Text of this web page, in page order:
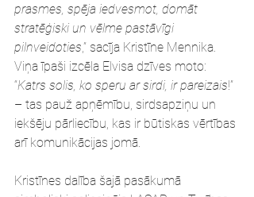
prasmes, spēja iedvesmot, domāt
stratēģiski un vēlme pastāvīgi
pilnveidoties,” sacīja Kristīne Mennika.
Viņa īpaši izcēla Elvisa dzīves moto:
“Katrs solis, ko speru ar sirdi, ir pareizais!”
– tas pauž apņēmību, sirdsapziņu un
iekšēju pārliecību, kas ir būtiskas vērtības
arī komunikācijas jomā.
Kristīnes dalība šajā pasākumā